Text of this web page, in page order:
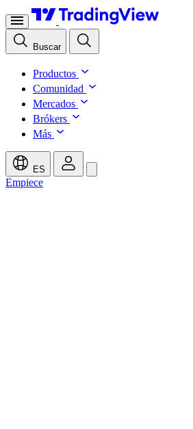
Buscar
Productos
Comunidad
Mercados
Brókers
Más
ES
Empiece